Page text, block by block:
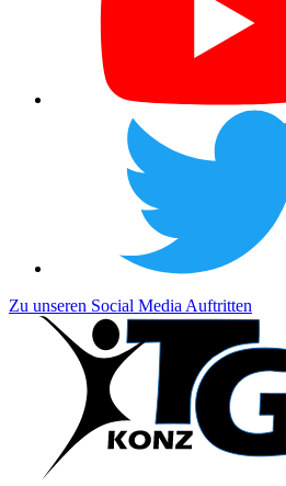
Zu unseren Social Media Auftritten